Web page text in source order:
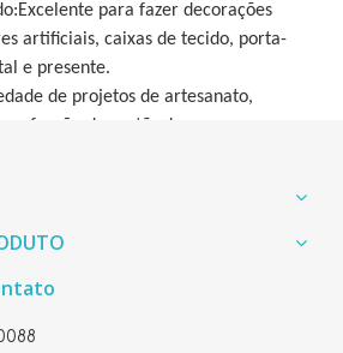
para fazer decorações
artificiais, caixas de tecido, porta-
e presente.
de projetos de artesanato,
confecção de cartões!